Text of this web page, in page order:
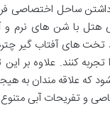
ساحل اختصاصی
با شن های نرم و
تخت های آفتاب گیر
تجربه کنند. علاوه بر
که علاقه مندان به
و تفریحات آبی